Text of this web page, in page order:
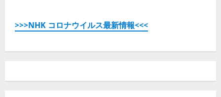
>>>NHK コロナウイルス最新情報<<<